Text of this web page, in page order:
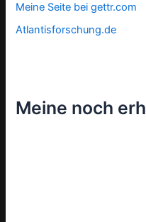
Meine Seite bei gettr.com
Atlantisforschung.de
Meine noch